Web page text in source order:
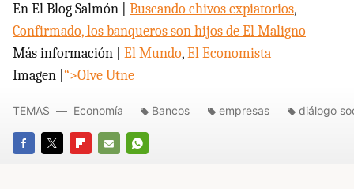
En El Blog Salmón | Buscando chivos expiatorios,
Confirmado, los banqueros son hijos de El Maligno
Más información |
El Mundo,El Economista
Imagen | “>Olve Utne
FACEBOOK
TWITTERFLIPBOARD
E-
WHATSAPP
TEMAS Economía Bancos empresas diálogo